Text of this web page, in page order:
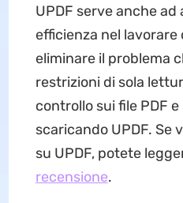
UPDF serve anche
efficienza nel
eliminare il problema
restrizioni di sola
controllo sui file PDF
scaricando UPDF. Se
su UPDF, potete
recensione.